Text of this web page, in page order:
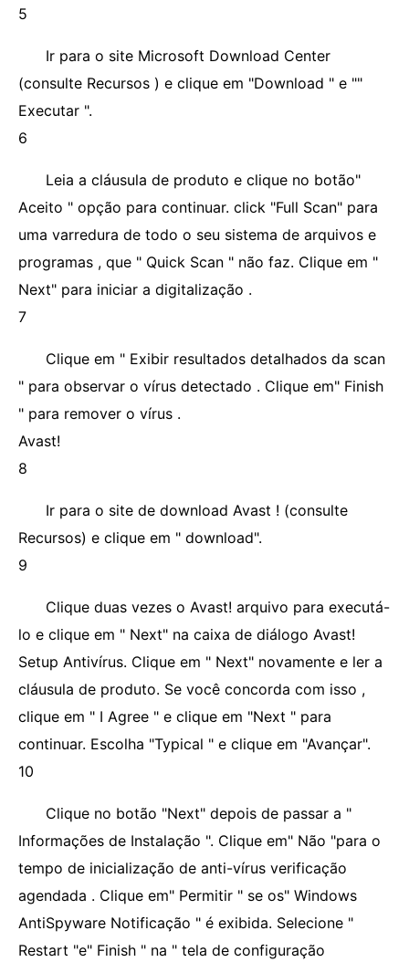
5
Ir para o site Microsoft Download Center
(consulte Recursos ) e clique em "Download " e ""
Executar ".
6
Leia a cláusula de produto e clique no botão"
Aceito " opção para continuar. click "Full Scan" para
uma varredura de todo o seu sistema de arquivos e
programas , que " Quick Scan " não faz. Clique em "
Next" para iniciar a digitalização .
7
Clique em " Exibir resultados detalhados da scan
" para observar o vírus detectado . Clique em" Finish
" para remover o vírus .
Avast!
8
Ir para o site de download Avast ! (consulte
Recursos) e clique em " download".
9
Clique duas vezes o Avast! arquivo para executá-
lo e clique em " Next" na caixa de diálogo Avast!
Setup Antivírus. Clique em " Next" novamente e ler a
cláusula de produto. Se você concorda com isso ,
clique em " I Agree " e clique em "Next " para
continuar. Escolha "Typical " e clique em "Avançar".
10
Clique no botão "Next" depois de passar a "
Informações de Instalação ". Clique em" Não "para o
tempo de inicialização de anti-vírus verificação
agendada . Clique em" Permitir " se os" Windows
AntiSpyware Notificação " é exibida. Selecione "
Restart "e" Finish " na " tela de configuração